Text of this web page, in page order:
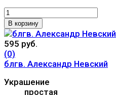
В корзину
595 руб.
(0)
блгв. Александр Невский
Украшение
простая